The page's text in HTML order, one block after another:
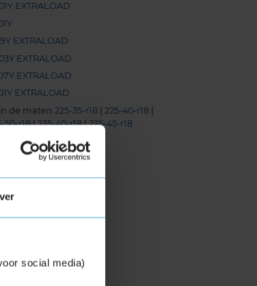
social media)
EXTRALOAD
EXTRALOAD
EXTRALOAD
EXTRALOAD
EXTRALOAD
de maten225-35-r18 |225-40-r18 |
50-r18|235-40-r18|235-45-r18
EXTRALOAD
EXTRALOAD
EXTRALOAD
EXTRALOAD